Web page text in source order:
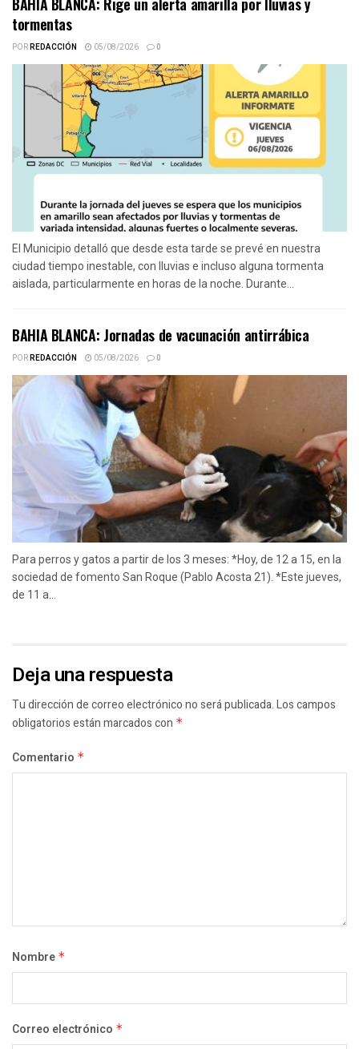
tormentas
PORREDACCIÓN 05/08/2026 0
El Municipio detalló que desde esta tarde se prevé en nuestra
ciudad tiempo inestable, con lluvias e incluso alguna tormenta
aislada, particularmente en horas de la noche. Durante...
BAHIA BLANCA: Jornadas de vacunación antirrábica
PORREDACCIÓN 05/08/2026 0
Para perros y gatos a partir de los 3 meses: *Hoy, de 12 a 15, en la
sociedad de fomento San Roque (Pablo Acosta 21). *Este jueves,
de 11 a...
Deja una respuesta
Tu dirección de correo electrónico no será publicada.Los campos
obligatorios están marcados con *
Comentario *
Nombre *
Correo electrónico *